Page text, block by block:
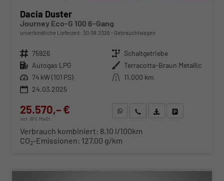
Dacia Duster
Journey Eco-G 100 6-Gang
unverbindliche Lieferzeit: 30.09.2026 Gebrauchtwagen
Fahrzeugnr. 75926 Getriebe Schaltgetriebe
Kraftstoff Autogas LPG Außenfarbe Terracotta-Braun Metallic
Leistung 74 kW (101 PS) Kilometerstand 11.000 km
24.03.2025
25.570,– €
incl. 19% MwSt.
WhatsApp anfragen
Wir rufen Sie anFahrzeugexposé (PDF)
Verbrauch kombiniert: 8,10 l/100km
CO2-Emissionen: 127,00 g/km